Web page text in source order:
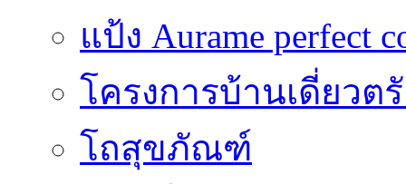
แป้ง Aurame perfect
โครงการบ้านเดี่ยวต
โถสุขภัณฑ์